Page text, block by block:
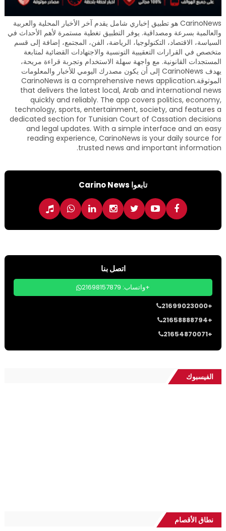
CarinoNews هو تطبيق إخباري شامل يقدم آخر الأخبار المحلية والعربية
والعالمية بسرعة ومصداقية. يوفر التطبيق تغطية مستمرة لأهم الأحداث في
السياسة، الاقتصاد، التكنولوجيا، الرياضة، الفن، المجتمع، إضافة إلى قسم
متخصص في القرارات التعقيبية التونسية والاجتهادات القضائية لمتابعة
المستجدات القانونية. مع واجهة سهلة الاستخدام وتجربة قراءة مريحة،
يهدف CarinoNews إلى أن يكون مصدرك اليومي للأخبار والمعلومات
الموثوقة.CarinoNews is a comprehensive news application
that delivers the latest local, Arab and international news
quickly and reliably. The app covers politics, economy,
technology, sports, entertainment, society, and features a
dedicated section for Tunisian Court of Cassation decisions
and legal updates. With a simple interface and an easy
reading experience, CarinoNews is your daily source for
trusted news and important information.
تابعوا Carino News
اتصل بنا
واتساب: 21698157879+
21699023000+
21658888794+
21654870071+
الفيسبوك
نطاق الأقصام